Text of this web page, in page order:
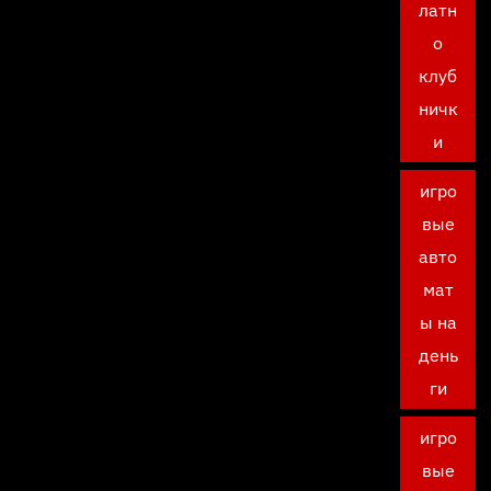
латн
о
клуб
ничк
и
игро
вые
авто
мат
ы на
день
ги
игро
вые